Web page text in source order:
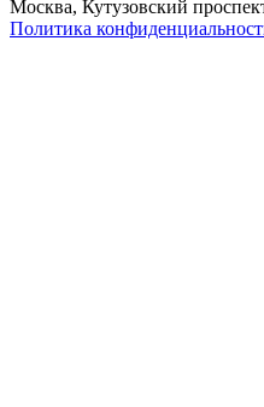
Москва, Кутузовский
Политика